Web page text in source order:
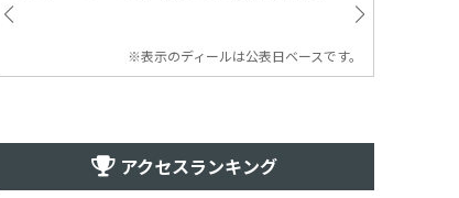
※表示のディールは公表日ベースです。
アクセスランキング